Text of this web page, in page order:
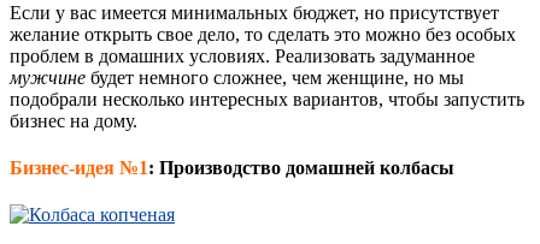
Если у вас имеется минимальных бюджет, но присутствует
желание открыть свое дело, то сделать это можно без особых
проблем в домашних условиях. Реализовать задуманное
мужчине будет немного сложнее, чем женщине, но мы
подобрали несколько интересных вариантов, чтобы запустить
бизнес на дому.
Бизнес-идея №1: Производство домашней колбасы